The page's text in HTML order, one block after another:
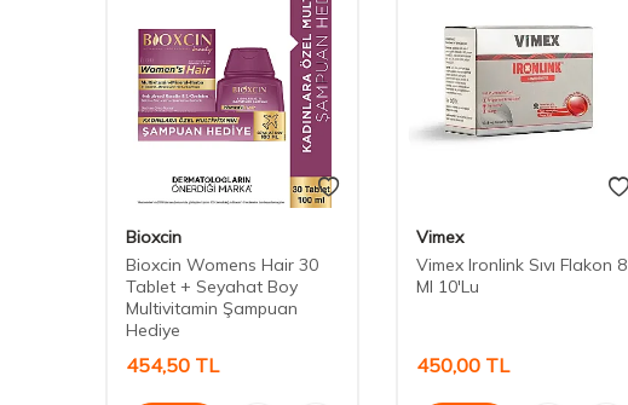
Bioxcin
Bioxcin Womens Hair 30
Tablet + Seyahat Boy
Multivitamin Şampuan
Hediye
454,50 TL
Vimex
Vimex Ironlink Sıvı Flakon 8
Ml 10'Lu
450,00 TL